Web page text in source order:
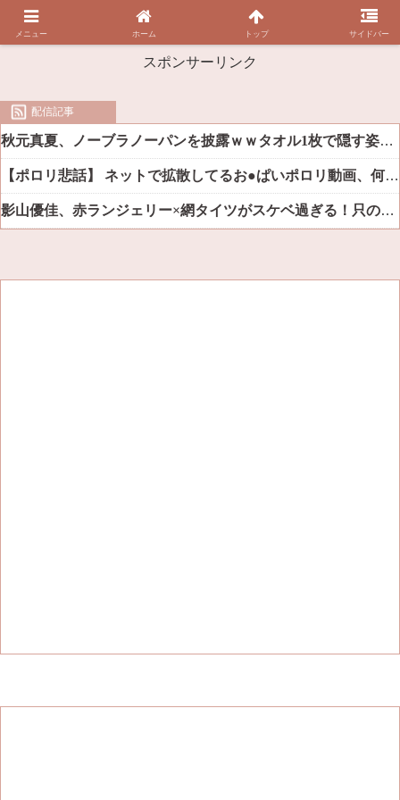
スポンサーリンク
配信記事
秋元真夏、ノーブラノーパンを披露ｗｗタオル1枚で隠す姿がほぼA●女優・・
【ポロリ悲話】 ネットで拡散してるお●ぱいポロリ動画、何故か叩かれる・・・
影山優佳、赤ランジェリー×網タイツがスケベ過ぎる！只の痴女だろ・・・
メニュー ホーム トップ サイドバー